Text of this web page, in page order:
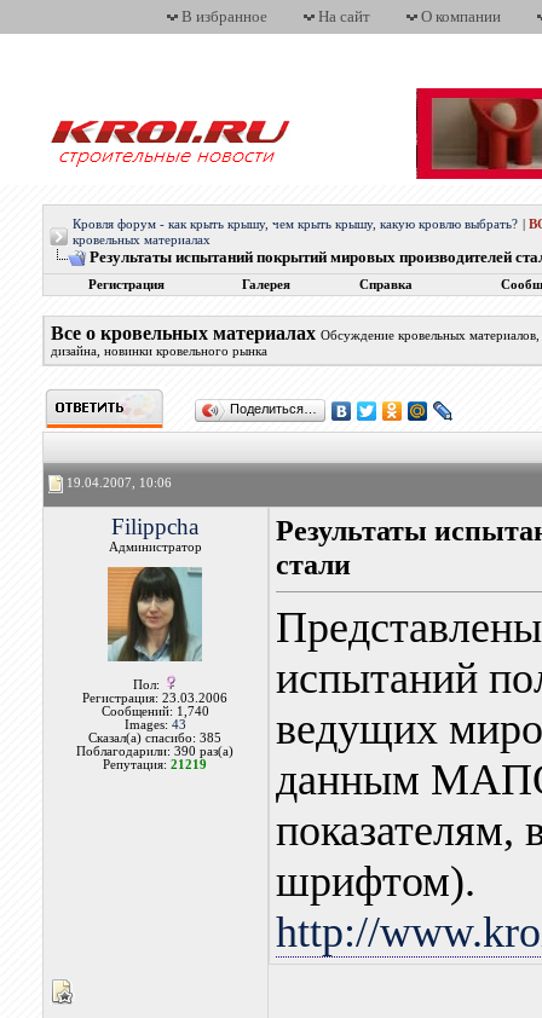
В избранное На сайт О компании
Кровля форум - как крыть крышу, чем крыть крышу, какую кровлю выбрать?
кровельных материалах
Результаты испытаний покрытий мировых производителей
Регистрация Галерея Справка
Все о кровельных материалах Обсуждение кровельных
дизайна, новинки кровельного рынка
Поделиться…
19.04.2007, 10:06
Filippcha
Администратор
Пол:
Регистрация: 23.03.2006
Сообщений: 1,740
Images: 43
Сказал(а) спасибо: 385
Поблагодарили: 390 раз(а)
Репутация:21219
Результаты
стали
испытаний
ведущих
данным
шрифтом).
http://